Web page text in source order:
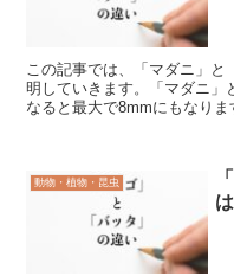
この記事では、「マダニ」と
明していきます。「マダニ」
なると最大で8mmにもなり
動物・植物・昆虫